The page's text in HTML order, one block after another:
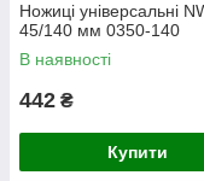
Ножиці універсальні
45/140 мм 0350-140
В наявності
442 ₴
Купити